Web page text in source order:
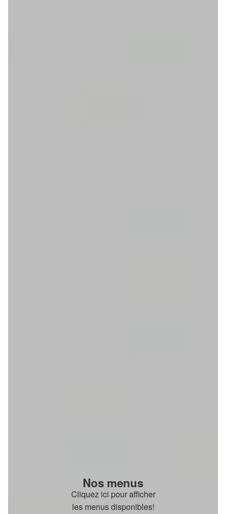
Nos menus
Cliquez ici pour afficher
les menus disponibles!